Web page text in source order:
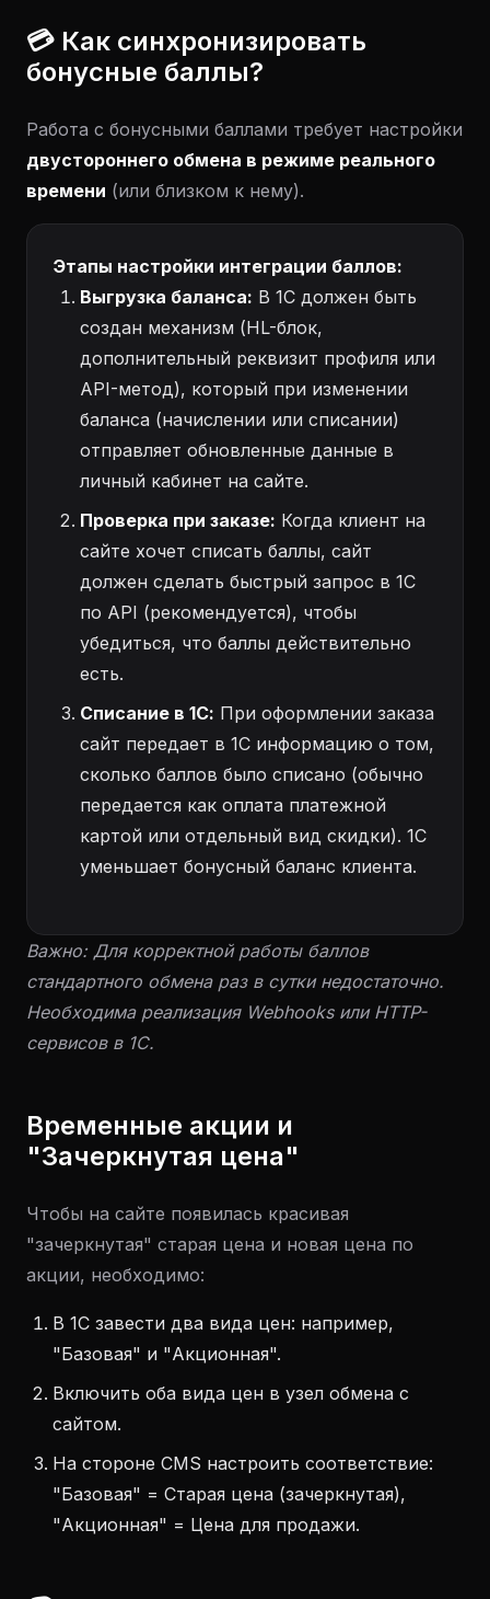
💳 Как синхронизировать
бонусные баллы?
Работа с бонусными баллами требует настройки
двустороннего обмена в режиме реального
времени (или близком к нему).
Этапы настройки интеграции баллов:
Выгрузка баланса: В 1С должен быть
создан механизм (HL-блок,
дополнительный реквизит профиля или
API-метод), который при изменении
баланса (начислении или списании)
отправляет обновленные данные в
личный кабинет на сайте.
Проверка при заказе: Когда клиент на
сайте хочет списать баллы, сайт
должен сделать быстрый запрос в 1С
по API (рекомендуется), чтобы
убедиться, что баллы действительно
есть.
Списание в 1С: При оформлении заказа
сайт передает в 1С информацию о том,
сколько баллов было списано (обычно
передается как оплата платежной
картой или отдельный вид скидки). 1С
уменьшает бонусный баланс клиента.
Важно: Для корректной работы баллов
стандартного обмена раз в сутки недостаточно.
Необходима реализация Webhooks или HTTP-
сервисов в 1С.
Временные акции и
"Зачеркнутая цена"
Чтобы на сайте появилась красивая
"зачеркнутая" старая цена и новая цена по
акции, необходимо:
В 1С завести два вида цен: например,
"Базовая" и "Акционная".
Включить оба вида цен в узел обмена с
сайтом.
На стороне CMS настроить соответствие:
"Базовая" = Старая цена (зачеркнутая),
"Акционная" = Цена для продажи.